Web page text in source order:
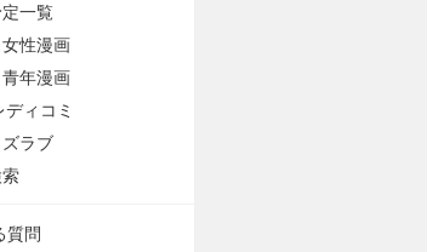
一覧
性漫画
年漫画
ィコミ
ラブ
質問